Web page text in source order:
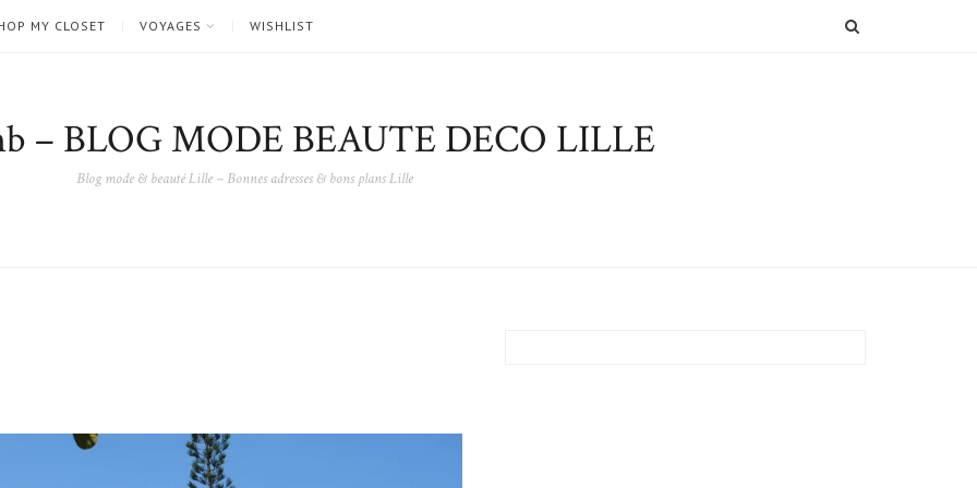
MY CLOSET VOYAGES WISHLIST
– BLOG MODE BEAUTE DECO LILLE
Blog mode & beauté Lille – Bonnes adresses & bons plans Lille